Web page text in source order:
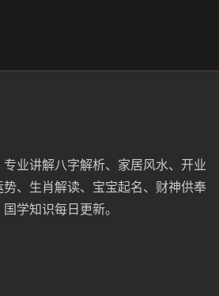
业讲解八字解析、家居风水、开业
、生肖解读、宝宝起名、财神供奉
学知识每日更新。